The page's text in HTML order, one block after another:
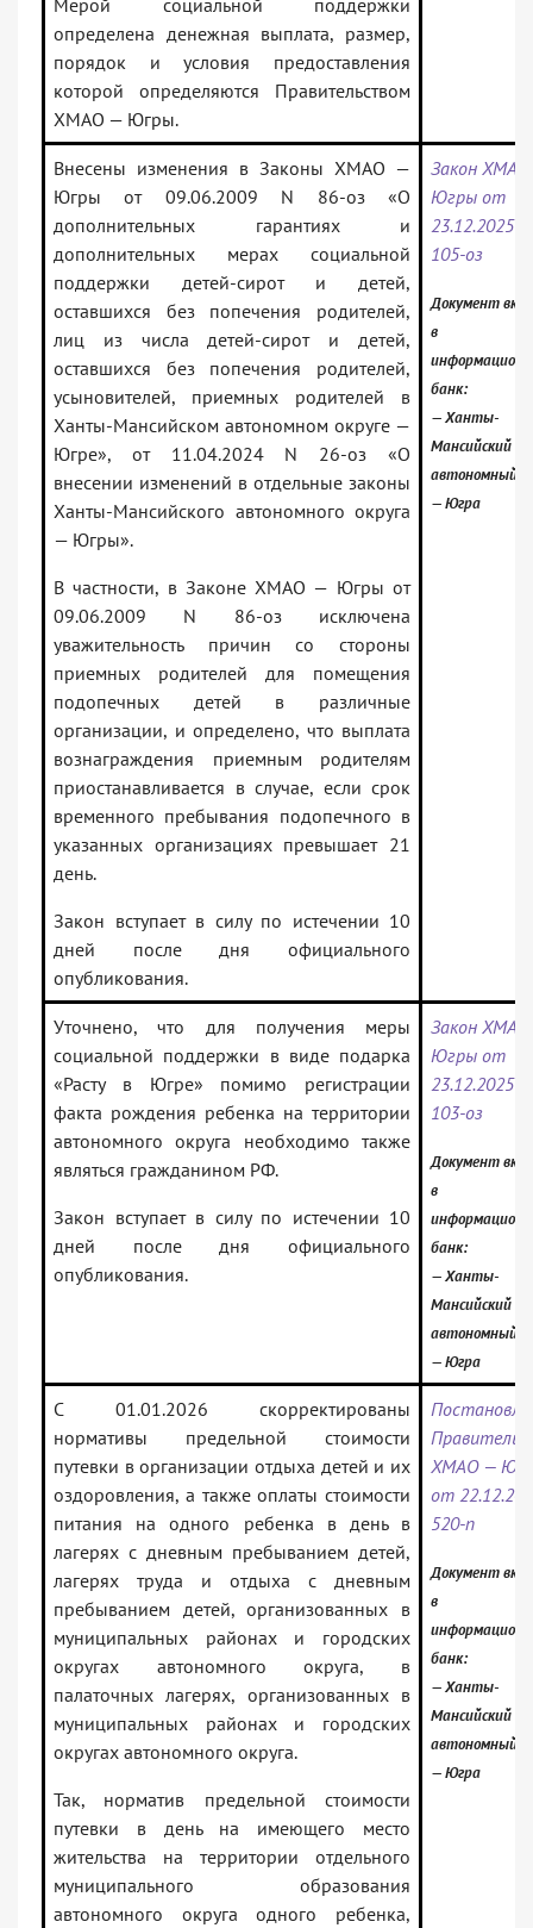
Мерой социальной поддержки
определена денежная выплата, размер,
порядок и условия предоставления
которой определяются Правительством
ХМАО — Югры.
Внесены изменения в Законы ХМАО —
Югры от 09.06.2009 N 86-оз «О
дополнительных гарантиях и
дополнительных мерах социальной
поддержки детей-сирот и детей,
оставшихся без попечения родителей,
лиц из числа детей-сирот и детей,
оставшихся без попечения родителей,
усыновителей, приемных родителей в
Ханты-Мансийском автономном округе —
Югре», от 11.04.2024 N 26-оз «О
внесении изменений в отдельные законы
Ханты-Мансийского автономного округа
— Югры».
В частности, в Законе ХМАО — Югры от
09.06.2009 N 86-оз исключена
уважительность причин со стороны
приемных родителей для помещения
подопечных детей в различные
организации, и определено, что выплата
вознаграждения приемным родителям
приостанавливается в случае, если срок
временного пребывания подопечного в
указанных организациях превышает 21
день.
Закон вступает в силу по истечении 10
дней после дня официального
опубликования.
Закон
Югры от
23.12.2025 N
105-оз
Документ
в
банк:
— Ханты-
Мансийский
автономный
— Югра
Уточнено, что для получения меры
социальной поддержки в виде подарка
«Расту в Югре» помимо регистрации
факта рождения ребенка на территории
автономного округа необходимо также
являться гражданином РФ.
Закон вступает в силу по истечении 10
дней после дня официального
опубликования.
Закон
Югры от
23.12.2025 N
103-оз
Документ
в
банк:
— Ханты-
Мансийский
автономный
— Югра
С 01.01.2026 скорректированы
нормативы предельной стоимости
путевки в организации отдыха детей и их
оздоровления, а также оплаты стоимости
питания на одного ребенка в день в
лагерях с дневным пребыванием детей,
лагерях труда и отдыха с дневным
пребыванием детей, организованных в
муниципальных районах и городских
округах автономного округа, в
палаточных лагерях, организованных в
муниципальных районах и городских
округах автономного округа.
Так, норматив предельной стоимости
путевки в день на имеющего место
жительства на территории отдельного
муниципального образования
автономного округа одного ребенка,
ХМАО —
от
520-п
Документ
в
банк:
— Ханты-
Мансийский
автономный
— Югра